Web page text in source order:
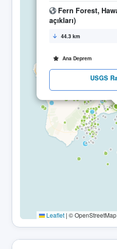
Fern Forest,
açıkları)
44.3 km
Ana Deprem
USGS
Leaflet | ©